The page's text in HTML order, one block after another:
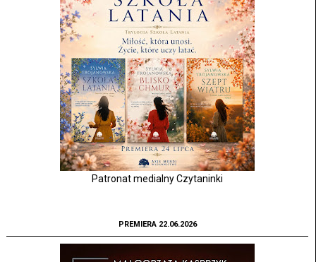
Patronat medialny Czytaninki
PREMIERA 22.06.2026